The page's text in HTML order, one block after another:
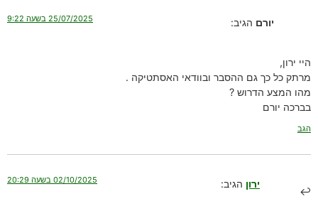
יורם הגיב: 25/07/2025 בשעה 9:22
היי ירון,
מרתק כל כך גם ההסבר ובוודאי האסתטיקה .
מהו המצע הדרוש ?
בברכה יורם
הגב
ירון הגיב: 02/10/2025 בשעה 20:29